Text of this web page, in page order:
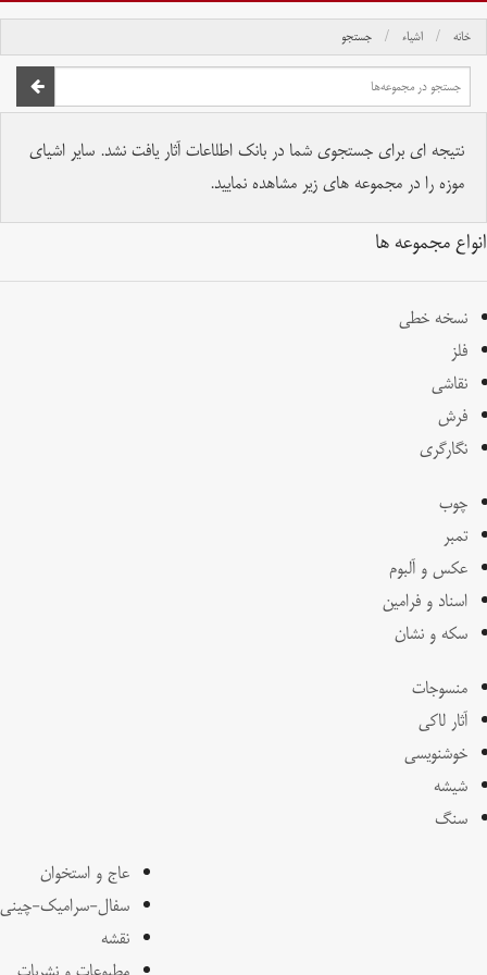
خانه اشیاء جستجو
نتیجه ای برای جستجوی شما در بانک اطلاعات آثار یافت نشد. سایر اشیای
موزه را در مجموعه های زیر مشاهده نمایید.
انواع مجموعه ها
نسخه خطی
فلز
نقاشی
فرش
نگارگری
چوب
تمبر
عکس و آلبوم
اسناد و فرامین
سکه و نشان
منسوجات
آثار لاکی
خوشنویسی
شیشه
سنگ
عاج و استخوان
سفال-سرامیک-چینی
نقشه
تمام حقوق برای موسسه کتابخانه و موزه ملی ملک محفوظ است.